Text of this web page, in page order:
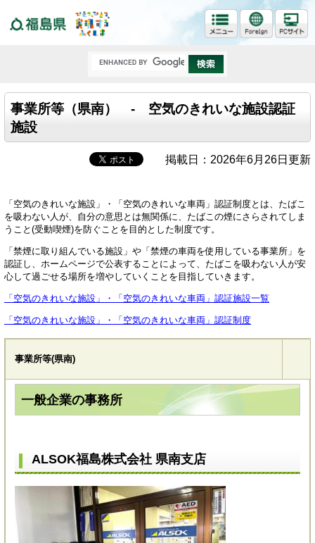
事業所等（県南） - 空気のきれいな施設認証
施設
掲載日：2026年6月26日更新
「空気のきれいな施設」・「空気のきれいな車両」認証制度とは、たばこ
を吸わない人が、自分の意思とは無関係に、たばこの煙にさらされてしま
うこと(受動喫煙)を防ぐことを目的とした制度です。
「禁煙に取り組んでいる施設」や「禁煙の車両を使用している事業所」を
認証し、ホームページで公表することによって、たばこを吸わない人が安
心して過ごせる場所を増やしていくことを目指していきます。
「空気のきれいな施設」・「空気のきれいな車両」認証施設一覧
「空気のきれいな施設」・「空気のきれいな車両」認証制度
事業所等(県南)
一般企業の事務所
ALSOK福島株式会社 県南支店